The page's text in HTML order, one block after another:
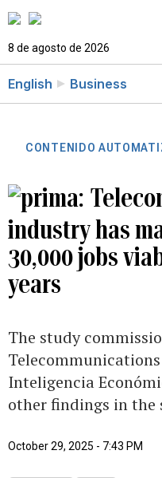
8 de agosto de 2026
English Business
CONTENIDO
industry has
30,000 jobs
years
The study
Inteligencia
other findings in the
October 29, 2025 - 7:43 PM